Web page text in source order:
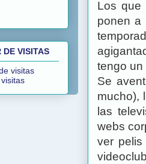
Los que
ponen a
tengo un
Se
mucho),
las
webs
ver
DE VISITAS